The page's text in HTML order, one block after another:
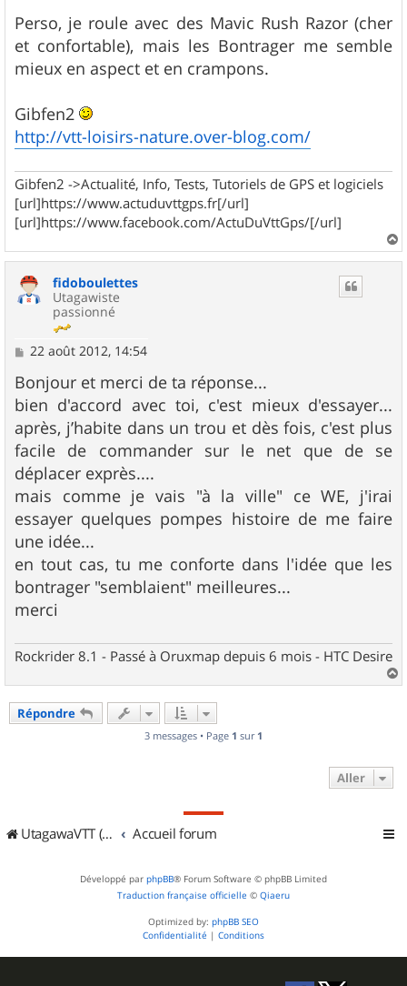
Perso, je roule avec des Mavic Rush Razor (cher
et confortable), mais les Bontrager me semble
mieux en aspect et en crampons.
Gibfen2
http://vtt-loisirs-nature.over-blog.com/
Gibfen2 ->Actualité, Info, Tests, Tutoriels de GPS et logiciels
[url]https://www.actuduvttgps.fr[/url]
[url]https://www.facebook.com/ActuDuVttGps/[/url]
a
fidoboulettes
Utagawiste
passionné
M
s
s
a
g
e
22 août 2012, 14:54
Bonjour et merci de ta réponse...
bien d'accord avec toi, c'est mieux d'essayer...
après, j’habite dans un trou et dès fois, c'est plus
facile de commander sur le net que de se
déplacer exprès....
mais comme je vais "à la ville" ce WE, j'irai
essayer quelques pompes histoire de me faire
une idée...
en tout cas, tu me conforte dans l'idée que les
bontrager "semblaient" meilleures...
merci
Rockrider 8.1 - Passé à Oruxmap depuis 6 mois - HTC Desire
a
Répondre
3 messages • Page 1 sur 1
Aller
UtagawaVTT (Randos VTT et VTTAE avec traces GPS) Accueil forum
Développé par phpBB® Forum Software © phpBB Limited
Traduction française officielle © Qiaeru
Optimized by: phpBB SEO
Confidentialité | Conditions